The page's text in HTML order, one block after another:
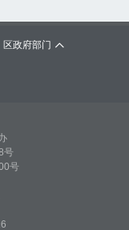
区政府部门
号
号